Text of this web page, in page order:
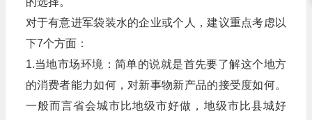
对于有意进军袋装水的企业或个人，建议重点考虑以
下7个方面：
1.当地市场环境：简单的说就是首先要了解这个地方
的消费者能力如何，对新事物新产品的接受度如何。
一般而言省会城市比地级市好做，地级市比县城好